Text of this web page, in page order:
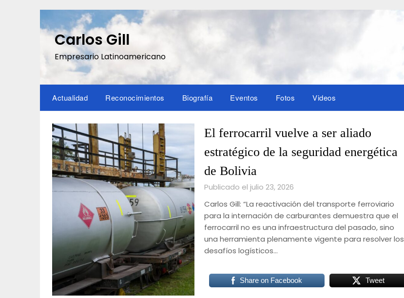
Carlos Gill
Empresario Latinoamericano
Actualidad Reconocimientos Biografía Eventos Fotos Videos
El ferrocarril vuelve a ser aliado
estratégico de la seguridad energética
de Bolivia
Publicado el julio 23, 2026
Carlos Gill: “La reactivación del transporte ferroviario
para la internación de carburantes demuestra que el
ferrocarril no es una infraestructura del pasado, sino
una herramienta plenamente vigente para resolver los
desafíos logísticos…
Share on Facebook Tweet